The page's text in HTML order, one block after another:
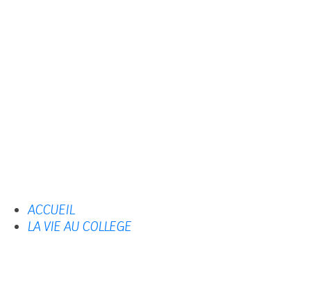
ACCUEIL
LA VIE AU COLLEGE